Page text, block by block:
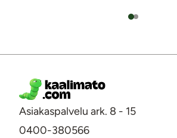
Asiakaspalvelu ark. 8 - 15
0400-380566